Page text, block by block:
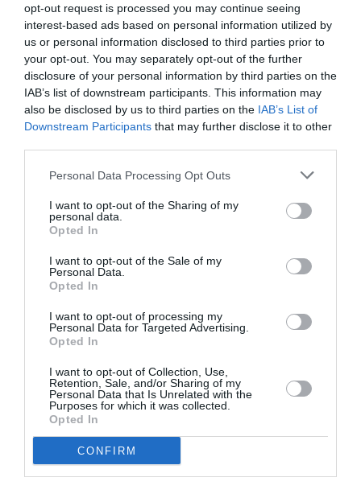
opt-out request is processed you may continue seeing
interest-based ads based on personal information utilized by
us or personal information disclosed to third parties prior to
your opt-out. You may separately opt-out of the further
disclosure of your personal information by third parties on the
IAB’s list of downstream participants. This information may
also be disclosed by us to third parties on the IAB’s List of
Downstream Participants that may further disclose it to other
Personal Data Processing Opt Outs
I want to opt-out of the Sharing of my
personal data.
Opted In
I want to opt-out of the Sale of my
Personal Data.
Opted In
I want to opt-out of processing my
Personal Data for Targeted Advertising.
Opted In
I want to opt-out of Collection, Use,
Retention, Sale, and/or Sharing of my
Personal Data that Is Unrelated with the
Purposes for which it was collected.
Opted In
CONFIRM
Είσοδος ελεύθερη
Πληροφορίες / Κρατήσεις:
Τηλ. 25510-26103
Ακολουθήστε το Culturenow.gr στοGoogle Newsκαι
Δείτε όλα τατελευταία νέαγια την Τέχνη και τον
Πολιτισμό στο
Culturenow.gr
Νέοι Διαγωνισμοί
Tags
VIDEO ART - INSTALLATIONS
ΔΩΡΕΑΝ ΕΚΔΗΛΩΣΕΙΣ
ΕΙΚΑΣΤΙΚΕΣ ΕΚΘΕΣΕΙΣ
ΙΡΙΣ ΚΡΗΤΙΚΟΥ
Newsletter
Κάθε βδομάδα στο e-mail σας τα τελευταία νέα για
την Τέχνη και τον Πολιτισμό!